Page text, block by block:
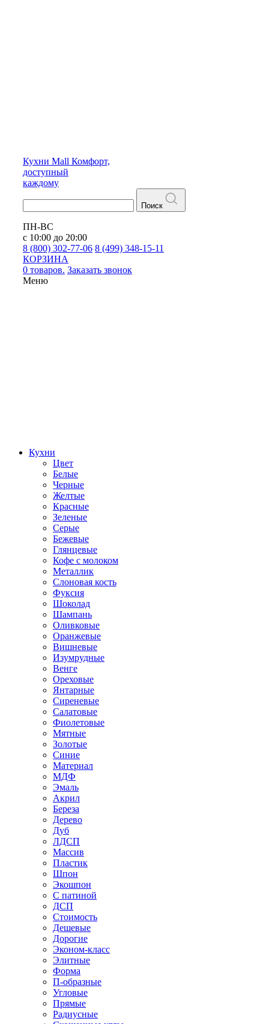
Кухни Mall Комфорт,
доступный
каждому
Поиск
ПН-ВС
с 10:00 до 20:00
8 (800) 302-77-06 8 (499) 348-15-11
КОРЗИНА
0 товаров. Заказать звонок
Меню
Кухни
Цвет
Белые
Черные
Желтые
Красные
Зеленые
Серые
Бежевые
Глянцевые
Кофе с молоком
Металлик
Слоновая кость
Фуксия
Шоколад
Шампань
Оливковые
Оранжевые
Вишневые
Изумрудные
Венге
Ореховые
Янтарные
Сиреневые
Салатовые
Фиолетовые
Мятные
Золотые
Синие
Материал
МДФ
Эмаль
Акрил
Береза
Дерево
Дуб
ЛДСП
Массив
Пластик
Шпон
Экошпон
С патиной
ДСП
Стоимость
Дешевые
Дорогие
Эконом-класс
Элитные
Форма
П-образные
Угловые
Прямые
Радиусные